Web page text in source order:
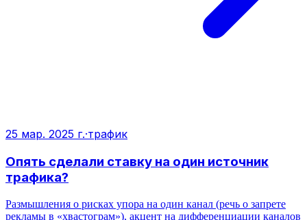
25 мар. 2025 г.·трафик
Опять сделали ставку на один источник
трафика?
Размышления о рисках упора на один канал (речь о запрете
рекламы в «хвастограм»), акцент на дифференциации каналов